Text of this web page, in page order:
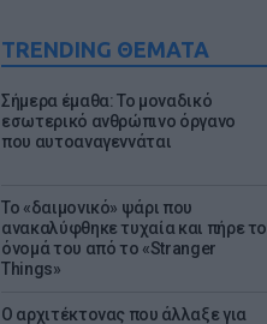
TRENDING ΘΕΜΑΤΑ
Σήμερα έμαθα: Το μοναδικό
εσωτερικό ανθρώπινο όργανο
που αυτοαναγεννάται
Το «δαιμονικό» ψάρι που
ανακαλύφθηκε τυχαία και πήρε το
όνομά του από το «Stranger
Things»
Ο αρχιτέκτονας που άλλαξε για